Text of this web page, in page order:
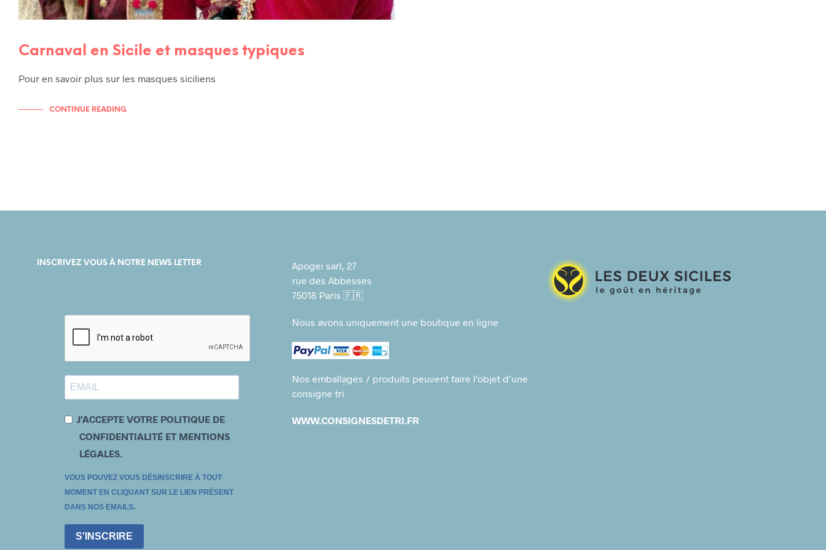
Carnaval en Sicile et masques typiques
Pour en savoir plus sur les masques siciliens
CONTINUE READING
INSCRIVEZ VOUS À NOTRE NEWS LETTER
J'ACCEPTE VOTRE POLITIQUE DE
CONFIDENTIALITÉ ET MENTIONS
LÉGALES.
VOUS POUVEZ VOUS DÉSINSCRIRE À TOUT
MOMENT EN CLIQUANT SUR LE LIEN PRÉSENT
DANS NOS EMAILS.
S'INSCRIRE
Apogei sarl, 27
rue des Abbesses
75018 Paris 🇫🇷
Nous avons uniquement une boutique en ligne
Nos emballages / produits peuvent faire l’objet d’une
consigne tri
WWW.CONSIGNESDETRI.FR